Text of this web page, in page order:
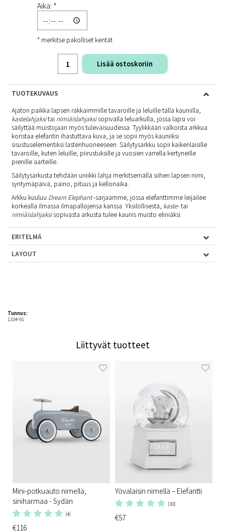
Aika: *
* merkitse pakolliset kentät
Lisää ostoskoriin
TUOTEKUVAUS
Ajaton paikka lapsen rakkaimmille tavaroille ja leluille tällä kauniilla,
kastelahjaksitai nimiäislahjaksisopivalla leluarkulla, jossa lapsi voi
säilyttää muistojaan myös tulevaisuudessa. Tyylikkään valkoista arkkua
koristaa elefantin ihastuttava kuva, ja se sopii myös kauniiksi
sisustuselementiksi lastenhuoneeseen. Säilytysarkku sopii kaikenlaisille
tavaroille, kuten leluille, piirustuksille ja vuosien varrella kertyneille
pienille aarteille.
Säilytysarkusta tehdään uniikki lahja merkitsemällä siihen lapsen nimi,
syntymäpäivä, paino, pituus ja kellonaika.
Arkku kuuluu Dream Elephant-sarjaamme, jossa elefanttimme leijailee
korkealla ilmassa ilmapallojensa kanssa. Yksilöllisestä, kaste-tai
nimiäislahjaksisopivasta arkusta tulee kaunis muisto eliniäksi.
ERITELMÄ
LAYOUT
Tunnus:
1104-91
Liittyvät tuotteet
Mini-potkuauto nimellä,
siniharmaa - Sydän
(4)
€116
Yövalaisin nimellä – Elefantti
(30)
€57